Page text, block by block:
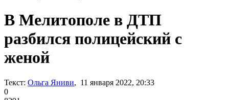
В Мелитополе в ДТП
разбился полицейский с
женой
Текст: Ольга Яниви, 11 января 2022, 20:33
0